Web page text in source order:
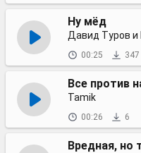
Ну мëд
Давид Туров и
00:25 347
Все против
Tamik
00:26 6
Вредная, но